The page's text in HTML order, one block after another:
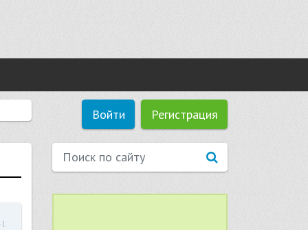
Войти Регистрация